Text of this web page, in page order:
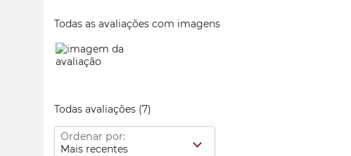
Todas as avaliações com imagens
Todas avaliações (7)
Ordenar por:
Mais recentes